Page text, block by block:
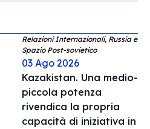
Relazioni Internazionali, Russia e
Spazio Post-sovietico
03 Ago 2026
Kazakistan. Una medio-
piccola potenza
rivendica la propria
capacità di iniziativa in